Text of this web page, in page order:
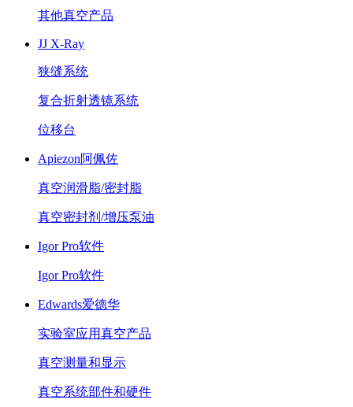
其他真空产品
JJ X-Ray
狭缝系统
复合折射透镜系统
位移台
Apiezon阿佩佐
真空润滑脂/密封脂
真空密封剂/增压泵油
Igor Pro软件
Igor Pro软件
Edwards爱德华
实验室应用真空产品
真空测量和显示
真空系统部件和硬件